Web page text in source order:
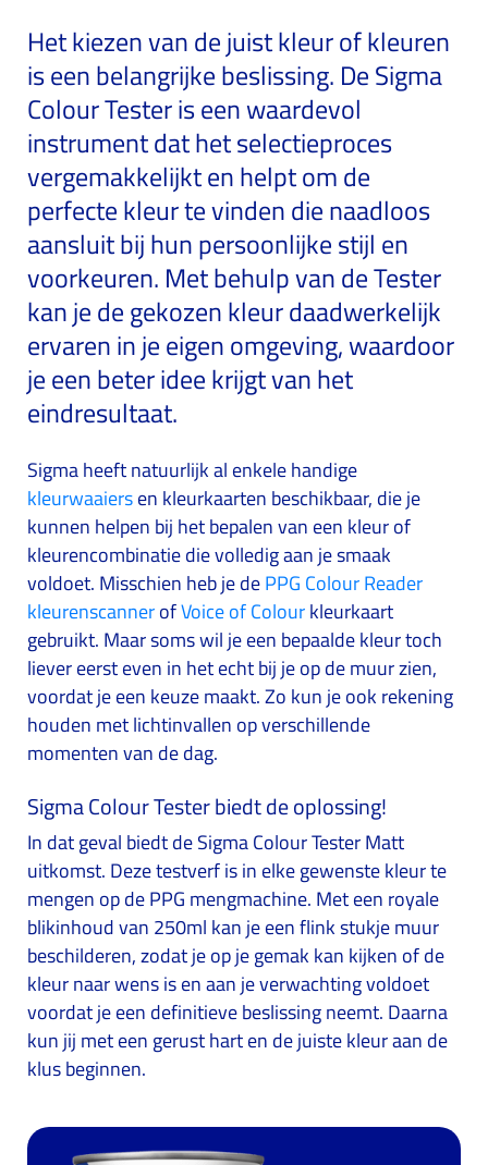
Het kiezen van de juist kleur of kleuren
is een belangrijke beslissing. De Sigma
Colour Tester is een waardevol
instrument dat het selectieproces
vergemakkelijkt en helpt om de
perfecte kleur te vinden die naadloos
aansluit bij hun persoonlijke stijl en
voorkeuren. Met behulp van de Tester
kan je de gekozen kleur daadwerkelijk
ervaren in je eigen omgeving, waardoor
je een beter idee krijgt van het
eindresultaat.
Sigma heeft natuurlijk al enkele handige
kleurwaaiersen kleurkaarten beschikbaar, die je
kunnen helpen bij het bepalen van een kleur of
kleurencombinatie die volledig aan je smaak
voldoet. Misschien heb je dePPG Colour Reader
kleurenscannerofVoice of Colourkleurkaart
gebruikt. Maar soms wil je een bepaalde kleur toch
liever eerst even in het echt bij je op de muur zien,
voordat je een keuze maakt. Zo kun je ook rekening
houden met lichtinvallen op verschillende
momenten van de dag.
Sigma Colour Tester biedt de oplossing!
In dat geval biedt de Sigma Colour Tester Matt
uitkomst. Deze testverf is in elke gewenste kleur te
mengen op de PPG mengmachine. Met een royale
blikinhoud van 250ml kan je een flink stukje muur
beschilderen, zodat je op je gemak kan kijken of de
kleur naar wens is en aan je verwachting voldoet
voordat je een definitieve beslissing neemt. Daarna
kun jij met een gerust hart en de juiste kleur aan de
klus beginnen.